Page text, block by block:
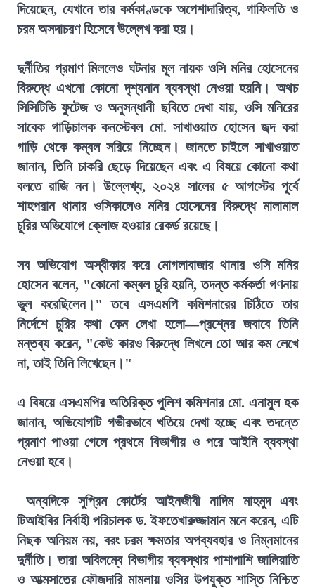
দিয়েছেন, যেখানে তার কর্মকাণ্ডকে অপেশাদারিত্ব, গাফিলতি ও
চরম অসদাচরণ হিসেবে উল্লেখ করা হয়।
দুর্নীতির প্রমাণ মিললেও ঘটনার মূল নায়ক ওসি মনির হোসেনের
বিরুদ্ধে এখনো কোনো দৃশ্যমান ব্যবস্থা নেওয়া হয়নি। অথচ
সিসিটিভি ফুটেজ ও অনুসন্ধানী ছবিতে দেখা যায়, ওসি মনিরের
সাবেক গাড়িচালক কনস্টেবল মো. সাখাওয়াত হোসেন জব্দ করা
গাড়ি থেকে কম্বল সরিয়ে নিচ্ছেন। জানতে চাইলে সাখাওয়াত
জানান, তিনি চাকরি ছেড়ে দিয়েছেন এবং এ বিষয়ে কোনো কথা
বলতে রাজি নন। উল্লেখ্য, ২০২৪ সালের ৫ আগস্টের পূর্বে
শাহপরান থানার ওসিকালেও মনির হোসেনের বিরুদ্ধে মালামাল
চুরির অভিযোগে ক্লোজ হওয়ার রেকর্ড রয়েছে।
সব অভিযোগ অস্বীকার করে মোগলাবাজার থানার ওসি মনির
হোসেন বলেন, "কোনো কম্বল চুরি হয়নি, তদন্ত কর্মকর্তা গণনায়
ভুল করেছিলেন।" তবে এসএমপি কমিশনারের চিঠিতে তার
নির্দেশে চুরির কথা কেন লেখা হলো—প্রশ্নের জবাবে তিনি
মন্তব্য করেন, "কেউ কারও বিরুদ্ধে লিখলে তো আর কম লেখে
না, তাই তিনি লিখেছেন।"
এ বিষয়ে এসএমপির অতিরিক্ত পুলিশ কমিশনার মো. এনামুল হক
জানান, অভিযোগটি গভীরভাবে খতিয়ে দেখা হচ্ছে এবং তদন্তে
প্রমাণ পাওয়া গেলে প্রথমে বিভাগীয় ও পরে আইনি ব্যবস্থা
নেওয়া হবে।
অন্যদিকে সুপ্রিম কোর্টের আইনজীবী নাদিম মাহমুদ এবং
টিআইবির নির্বাহী পরিচালক ড. ইফতেখারুজ্জামান মনে করেন, এটি
নিছক অনিয়ম নয়, বরং চরম ক্ষমতার অপব্যবহার ও নিম্নমানের
দুর্নীতি। তারা অবিলম্বে বিভাগীয় ব্যবস্থার পাশাপাশি জালিয়াতি
ও আত্মসাতের ফৌজদারি মামলায় ওসির উপযুক্ত শাস্তি নিশ্চিত